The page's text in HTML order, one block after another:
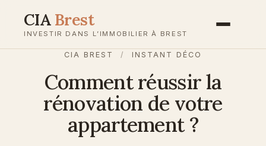
CIA Brest
INVESTIR DANS L’IMMOBILIER À BREST
CIA BREST / INSTANT DÉCO
Comment réussir la
rénovation de votre
appartement ?